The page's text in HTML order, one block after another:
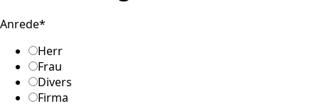
Anrede*
Herr
Frau
Divers
Firma